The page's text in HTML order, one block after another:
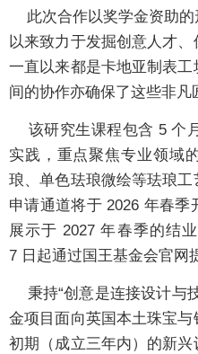
此次合作以奖学金资助的
以来致力于发掘创意人才
一直以来都是卡地亚制表
间的协作亦确保了这些非凡
该研究生课程包含 5 个
实践，重点聚焦专业领域
琅、单色珐琅微绘等珐琅
申请通道将于 2026 年春
展示于 2027 年春季的结
7 日起通过国王基金会官网
秉持“创意是连接设计与
金项目面向英国本土珠宝
初期（成立三年内）的新